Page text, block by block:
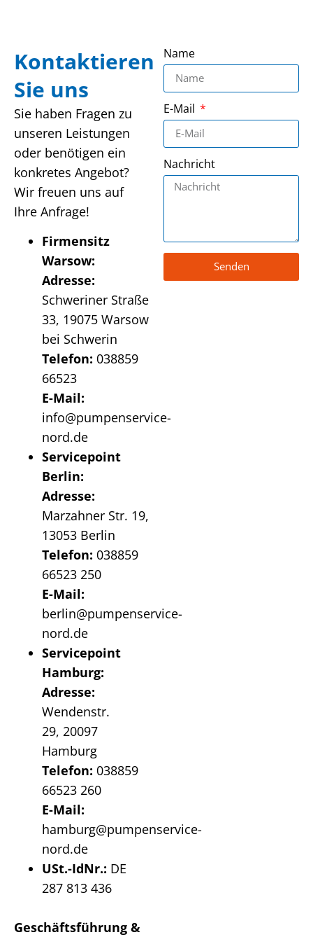
Kontaktieren
Sie uns
Sie haben Fragen zu
unseren Leistungen
oder benötigen ein
konkretes Angebot?
Wir freuen uns auf
Ihre Anfrage!
Firmensitz
Warsow:
Adresse:
Schweriner Straße
33, 19075 Warsow
bei Schwerin
Telefon: 038859
66523
E-Mail:
info@pumpenservice-
nord.de
Servicepoint
Berlin:
Adresse:
Marzahner Str. 19,
13053 Berlin
Telefon: 038859
66523 250
E-Mail:
berlin@pumpenservice-
nord.de
Servicepoint
Hamburg:
Adresse:
Wendenstr.
29, 20097
Hamburg
Telefon: 038859
66523 260
E-Mail:
hamburg@pumpenservice-
nord.de
USt.-IdNr.: DE
287 813 436
Geschäftsführung &
Name
E-Mail
Nachricht
Senden